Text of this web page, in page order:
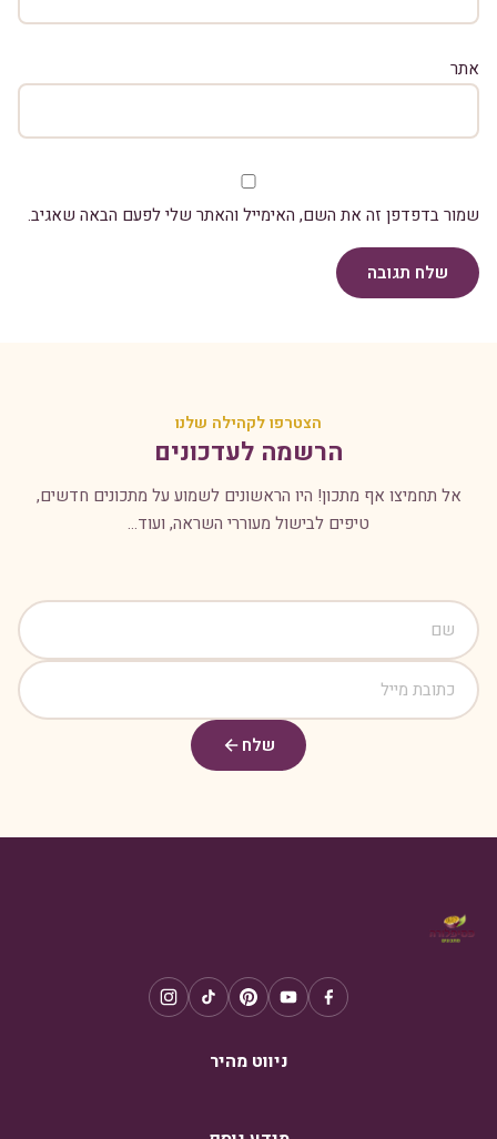
אתר
שמור בדפדפן זה את השם, האימייל והאתר שלי לפעם הבאה שאגיב.
שלח תגובה
הצטרפו לקהילה שלנו
הרשמה לעדכונים
אל תחמיצו אף מתכון! היו הראשונים לשמוע על מתכונים חדשים,
טיפים לבישול מעוררי השראה, ועוד...
שלח
ניווט מהיר